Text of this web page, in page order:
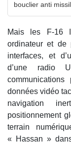
bouclier anti
Mais les F-16
ordinateur et de
interfaces, et
d’une radio
données vidéo
navigation
positionnement
terrain
« Hassan »